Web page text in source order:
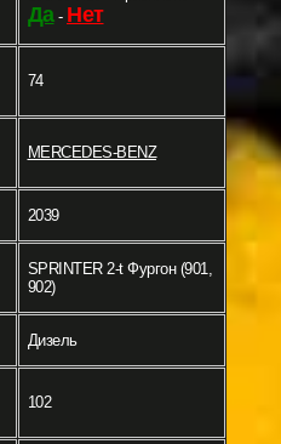
Да- Нет
74
MERCEDES-BENZ
2039
SPRINTER 2-t Фургон (901,
902)
Дизель
102